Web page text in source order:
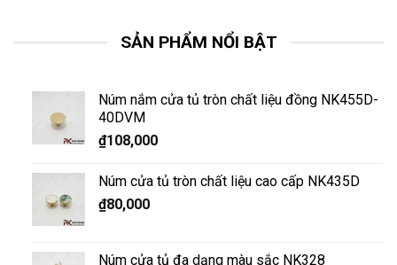
SẢN PHẨM NỔI BẬT
Núm nắm cửa tủ tròn chất liệu đồng NK455D-
40DVM
₫108,000
Núm cửa tủ tròn chất liệu cao cấp NK435D
₫80,000
Núm cửa tủ đa dạng màu sắc NK328